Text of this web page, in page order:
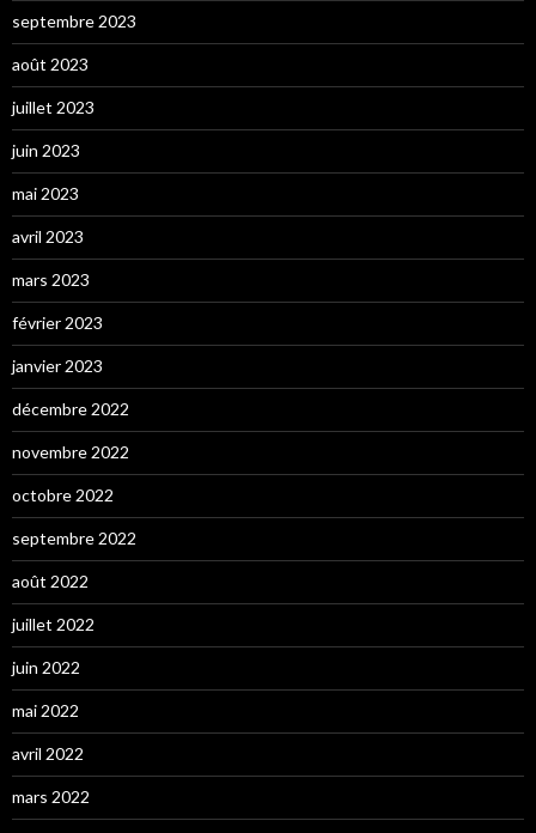
septembre 2023
août 2023
juillet 2023
juin 2023
mai 2023
avril 2023
mars 2023
février 2023
janvier 2023
décembre 2022
novembre 2022
octobre 2022
septembre 2022
août 2022
juillet 2022
juin 2022
mai 2022
avril 2022
mars 2022